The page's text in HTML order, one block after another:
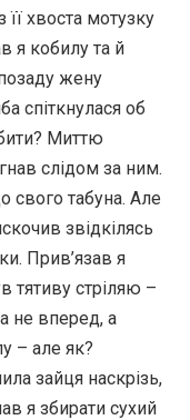
її хвоста мотузку
я кобилу та й
жену
спіткнулася об
Миттю
слідом за ним.
свого табуна. Але
звідкілясь
Прив’язав я
тятиву стріляю –
не вперед, а
– але як?
зайця наскрізь,
я збирати сухий